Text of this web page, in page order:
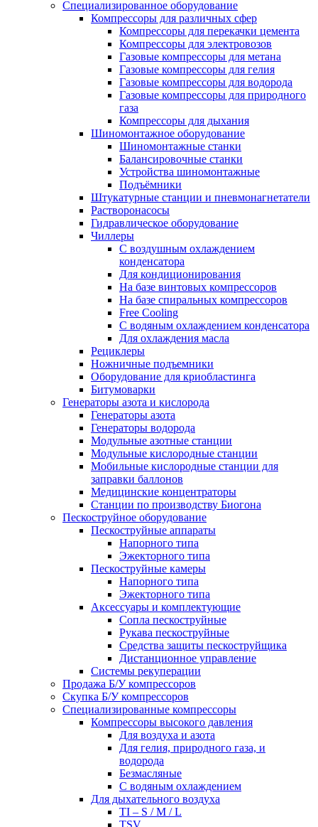
Специализированное оборудование
Компрессоры для различных сфер
Компрессоры для перекачки цемента
Компрессоры для электровозов
Газовые компрессоры для метана
Газовые компрессоры для гелия
Газовые компрессоры для водорода
Газовые компрессоры для природного
газа
Компрессоры для дыхания
Шиномонтажное оборудование
Шиномонтажные станки
Балансировочные станки
Устройства шиномонтажные
Подъёмники
Штукатурные станции и пневмонагнетатели
Растворонасосы
Гидравлическое оборудование
Чиллеры
С воздушным охлаждением
конденсатора
Для кондиционирования
На базе винтовых компрессоров
На базе спиральных компрессоров
Free Cooling
С водяным охлаждением конденсатора
Для охлаждения масла
Рециклеры
Ножничные подъемники
Оборудование для криобластинга
Битумоварки
Генераторы азота и кислорода
Генераторы азота
Генераторы водорода
Модульные азотные станции
Модульные кислородные станции
Мобильные кислородные станции для
заправки баллонов
Медицинские концентраторы
Станции по производству Биогона
Пескоструйное оборудование
Пескоструйные аппараты
Напорного типа
Эжекторного типа
Пескоструйные камеры
Напорного типа
Эжекторного типа
Аксессуары и комплектующие
Сопла пескоструйные
Рукава пескоструйные
Средства защиты пескоструйщика
Дистанционное управление
Системы рекуперации
Продажа Б/У компрессоров
Скупка Б/У компрессоров
Специализированные компрессоры
Компрессоры высокого давления
Для воздуха и азота
Для гелия, природного газа, и
водорода
Безмасляные
С водяным охлаждением
Для дыхательного воздуха
TI – S / M / L
TSV